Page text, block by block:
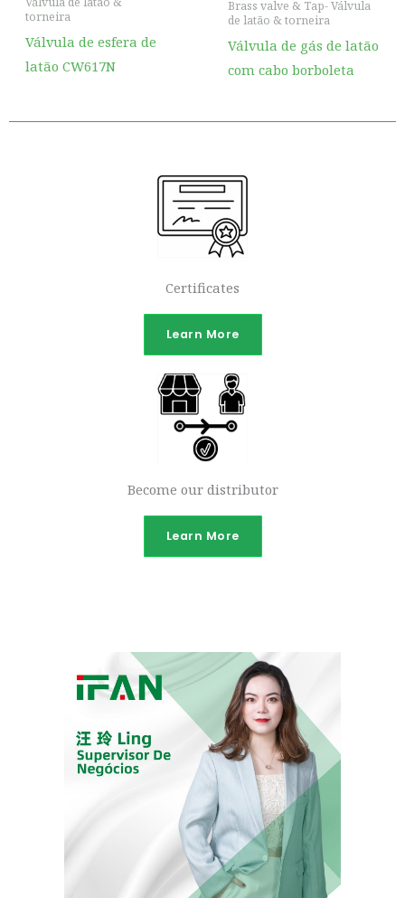
torneira
Válvula de esfera de
latão CW617N
Brass valve & Tap- Válvula
de latão & torneira
Válvula de gás de latão
com cabo borboleta
Certificates
Learn More
Become our distributor
Learn More